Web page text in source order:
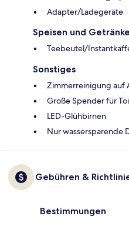
Adapter/Ladegeräte
Speisen und Getränke
Teebeutel/
Sonstiges
Zimmerreinigung auf
Große Spender für
LED-Glühbirnen
Nur wassersparende
Gebühren &
Bestimmungen